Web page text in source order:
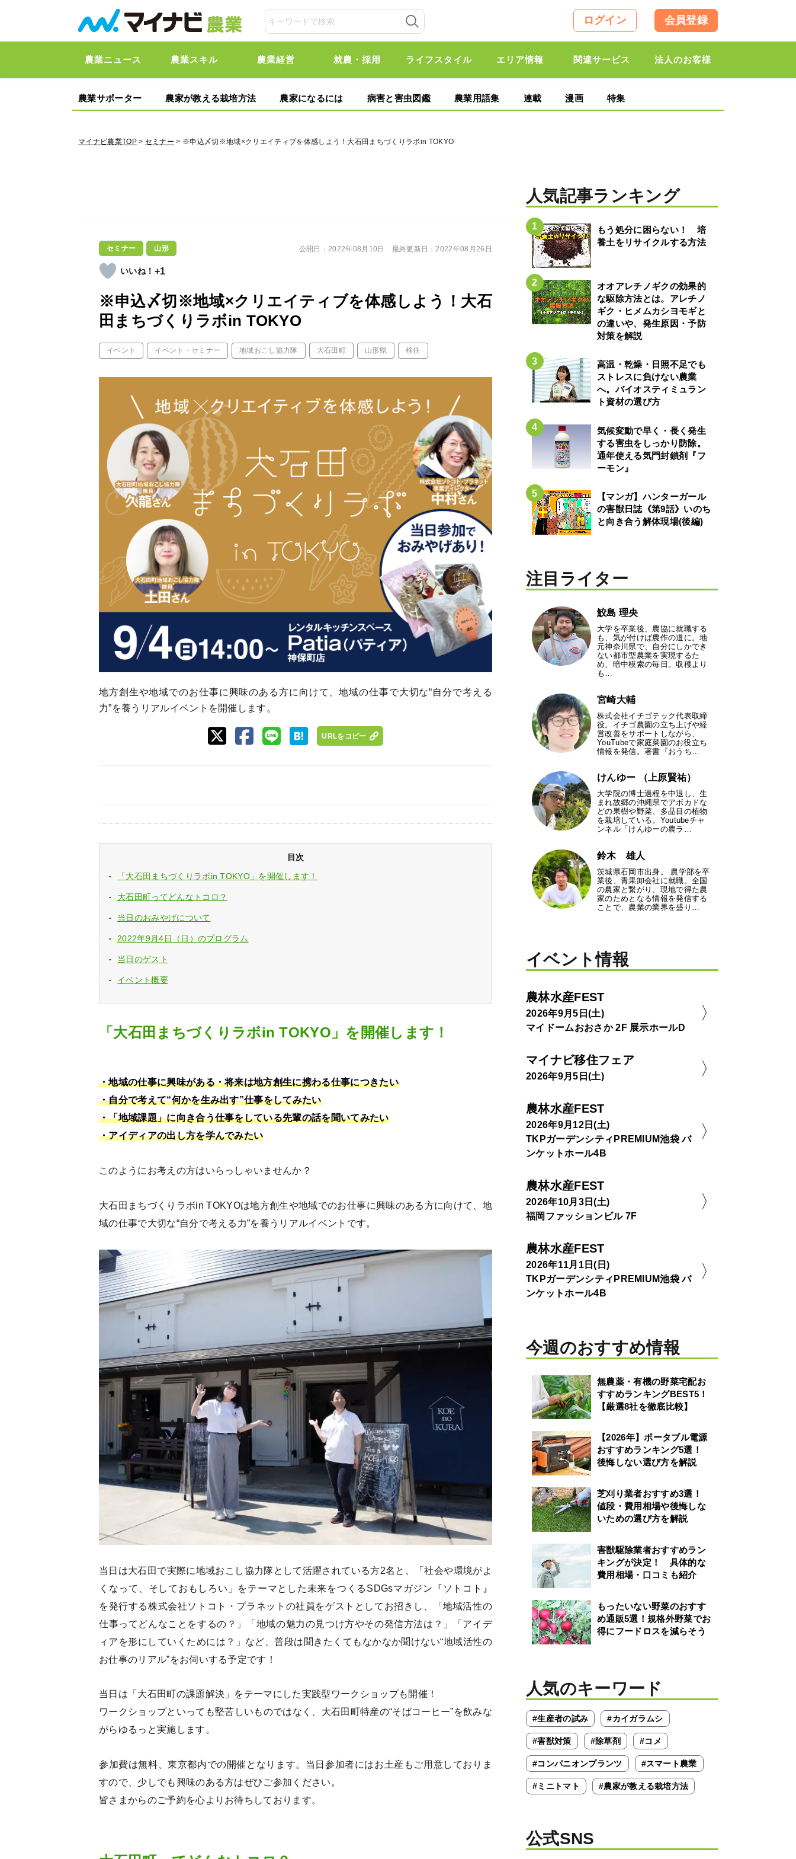
ログイン 会員登録
農業ニュース 農業スキル 農業経営 就農・採用 ライフスタイル エリア情報 関連サービス 法人のお客様
農業サポーター 農家が教える栽培方法 農家になるには 病害と害虫図鑑 農業用語集 連載 漫画 特集
マイナビ農業TOP> セミナー > ※申込〆切※地域×クリエイティブを体感しよう！大石田まちづくりラボin TOKYO
セミナー 山形
+1
※申込〆切※地域×クリエイティブを体感しよう！大石
田まちづくりラボin TOKYO
イベント イベント・セミナー 地域おこし協力隊 大石田町 山形県 移住
公開日：2022年08月10日 最終更新日：2022年08月26日
地方創生や地域でのお仕事に興味のある方に向けて、地域の仕事で大切な“自分で考える
力”を養うリアルイベントを開催します。
URLをコピー
目次
「大石田まちづくりラボin TOKYO」を開催します！
大石田町ってどんなトコロ？
当日のおみやげについて
2022年9月4日（日）のプログラム
当日のゲスト
イベント概要
「大石田まちづくりラボin TOKYO」を開催します！
・地域の仕事に興味がある・将来は地方創生に携わる仕事につきたい
・自分で考えて“何かを生み出す”仕事をしてみたい
・「地域課題」に向き合う仕事をしている先輩の話を聞いてみたい
・アイディアの出し方を学んでみたい
このようにお考えの方はいらっしゃいませんか？
大石田まちづくりラボin TOKYOは地方創生や地域でのお仕事に興味のある方に向けて、地
域の仕事で大切な“自分で考える力”を養うリアルイベントです。
当日は大石田で実際に地域おこし協力隊として活躍されている方2名と、「社会や環境がよ
くなって、そしておもしろい」をテーマとした未来をつくるSDGsマガジン『ソトコト』
を発行する株式会社ソトコト・プラネットの社員をゲストとしてお招きし、「地域活性の
仕事ってどんなことをするの？」「地域の魅力の見つけ方やその発信方法は？」「アイデ
ィアを形にしていくためには？」など、普段は聞きたくてもなかなか聞けない“地域活性の
お仕事のリアル”をお伺いする予定です！
当日は「大石田町の課題解決」をテーマにした実践型ワークショップも開催！
ワークショップといっても堅苦しいものではなく、大石田町特産の“そばコーヒー”を飲みな
がらゆるっと実施します。
参加費は無料、東京都内での開催となります。当日参加者にはお土産もご用意しておりま
すので、少しでも興味のある方はぜひご参加ください。
皆さまからのご予約を心よりお待ちしております。
人気記事ランキング
もう処分に困らない！ 培
養土をリサイクルする方法
オオアレチノギクの効果的
な駆除方法とは。アレチノ
ギク・ヒメムカシヨモギと
の違いや、発生原因・予防
対策を解説
高温・乾燥・日照不足でも
ストレスに負けない農業
へ。バイオスティミュラン
ト資材の選び方
気候変動で早く・長く発生
する害虫をしっかり防除。
通年使える気門封鎖剤『フ
ーモン』
【マンガ】ハンターガール
の害獣日誌《第9話》いのち
と向き合う解体現場(後編)
注目ライター
鮫島 理央
大学を卒業後、農協に就職する
も、気が付けば農作の道に。地
元神奈川県で、自分にしかでき
ない都市型農業を実現するた
め、暗中模索の毎日。収穫より
も…
宮崎大輔
株式会社イチゴテック代表取締
役。イチゴ農園の立ち上げや経
営改善をサポートしながら、
YouTubeで家庭菜園のお役立ち
情報を発信。著書『おうち…
けんゆー （上原賢祐）
大学院の博士過程を中退し、生
まれ故郷の沖縄県でアボカドな
どの果樹や野菜、多品目の植物
を栽培している。Youtubeチャ
ンネル「けんゆーの農ラ…
鈴木 雄人
茨城県石岡市出身。 農学部を卒
業後、青果卸会社に就職。全国
の農家と繋がり、現地で得た農
家のためとなる情報を発信する
ことで、農業の業界を盛り…
イベント情報
農林水産FEST
2026年9月5日(土)
マイドームおおさか 2F 展示ホールD
マイナビ移住フェア
2026年9月5日(土)
農林水産FEST
2026年9月12日(土)
TKPガーデンシティPREMIUM池袋 バ
ンケットホール4B
農林水産FEST
2026年10月3日(土)
福岡ファッションビル 7F
農林水産FEST
2026年11月1日(日)
TKPガーデンシティPREMIUM池袋 バ
ンケットホール4B
今週のおすすめ情報
無農薬・有機の野菜宅配お
すすめランキングBEST5！
【厳選8社を徹底比較】
【2026年】ポータブル電源
おすすめランキング5選！
後悔しない選び方を解説
芝刈り業者おすすめ3選！
値段・費用相場や後悔しな
いための選び方を解説
害獣駆除業者おすすめラン
キングが決定！ 具体的な
費用相場・口コミも紹介
もったいない野菜のおすす
め通販5選！規格外野菜でお
得にフードロスを減らそう
人気のキーワード
#生産者の試み #カイガラムシ
#害獣対策 #除草剤 #コメ
#コンパニオンプランツ #スマート農業
#ミニトマト #農家が教える栽培方法
公式SNS